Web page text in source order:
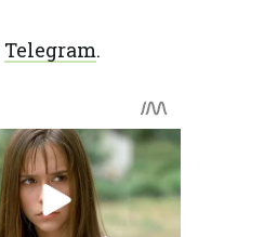
Telegram.